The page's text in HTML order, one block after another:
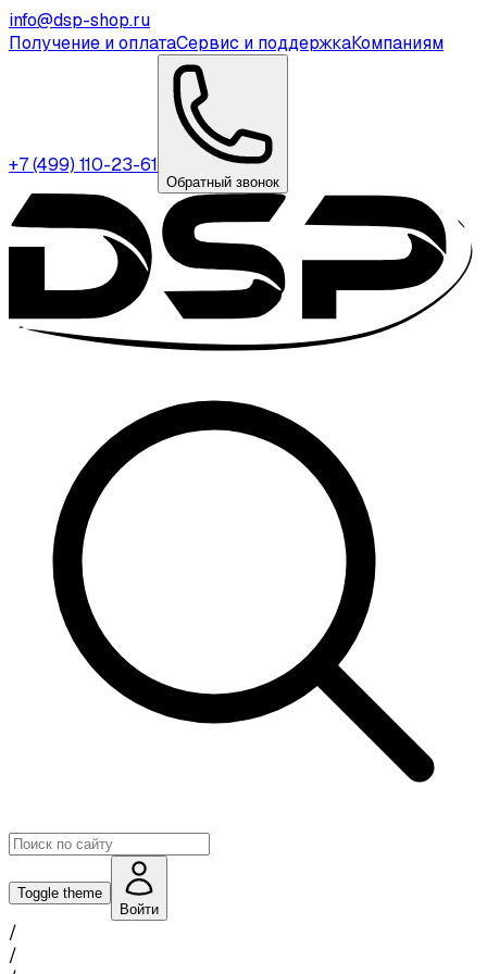
info@dsp-shop.ru
Получение и оплатаСервис и поддержкаКомпаниям
+7 (499) 110-23-61
Обратный звонок
Toggle theme
Войти
/
/